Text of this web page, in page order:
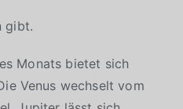
gibt.
Monats bietet sich
Venus wechselt vom